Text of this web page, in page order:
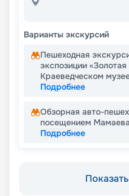
Варианты экскурсий
Пешеходная
экспозиции
Краеведческом
Подробнее
Обзорная авто-
посещением
Подробнее